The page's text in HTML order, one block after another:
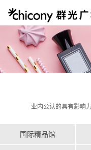
业内公认的具有影响
国际精品馆